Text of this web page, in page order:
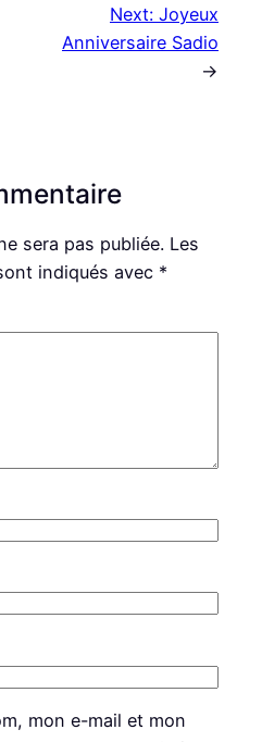
Next: Joyeux
Anniversaire Sadio
→
sera pas publiée. Les
indiqués avec *
mon e-mail et mon